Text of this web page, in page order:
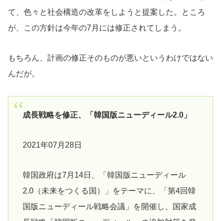
て、色々と社会構造の改革をしようと提案した。ところ
が、この方針は今年の7月には修正されてしまう。
もちろん、計画の修正そのものが悪いというわけではない
んだが。
成長戦略を修正、「韓国版ニューディール2.0」
2021年07月28日
韓国政府は7月14日、「韓国版ニューディール
2.0（未来をつくる国）」をテーマに、「第4回韓
国版ニューディール戦略会議」を開催し、国家成